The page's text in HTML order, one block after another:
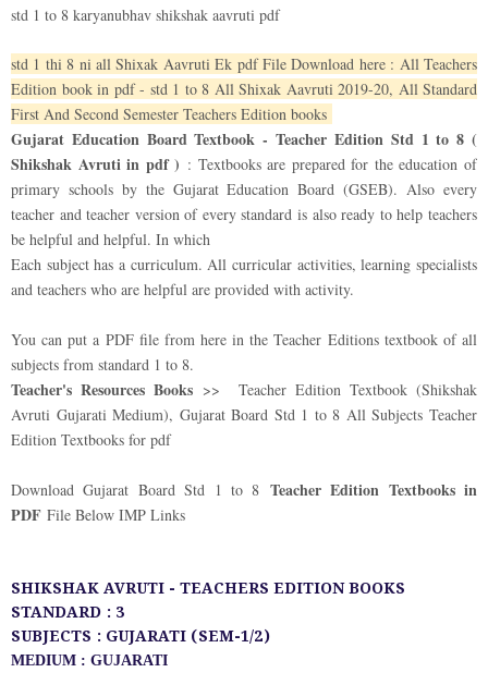
std 1 to 8 karyanubhav shikshak aavruti pdf
std 1 thi 8 ni all Shixak Aavruti Ek pdf File Download here : All Teachers
Edition book in pdf - std 1 to 8 All Shixak Aavruti 2019-20, All Standard
First And Second Semester Teachers Edition books
Gujarat Education Board Textbook - Teacher Edition Std 1 to 8 (
Shikshak Avruti in pdf ) : Textbooks are prepared for the education of
primary schools by the Gujarat Education Board (GSEB). Also every
teacher and teacher version of every standard is also ready to help teachers
be helpful and helpful. In which
Each subject has a curriculum. All curricular activities, learning specialists
and teachers who are helpful are provided with activity.
You can put a PDF file from here in the Teacher Editions textbook of all
subjects from standard 1 to 8.
Teacher's Resources Books >> Teacher Edition Textbook (Shikshak
Avruti Gujarati Medium), Gujarat Board Std 1 to 8 All Subjects Teacher
Edition Textbooks for pdf
Download Gujarat Board Std 1 to 8 Teacher Edition Textbooks in
PDF File Below IMP Links
SHIKSHAK AVRUTI - TEACHERS EDITION BOOKS
STANDARD : 3
SUBJECTS : GUJARATI (SEM-1/2)
MEDIUM : GUJARATI